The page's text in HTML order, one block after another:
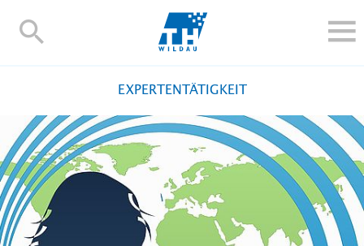
TH-
STUDIEREN UND WEITERBILDEN
FORSCHUNG UND TRANSFER
ALUMNI
HOCHSCHULE
INTERNATIONAL
BESCHÄFTIGTE
EXPERTENTÄTIGKEIT